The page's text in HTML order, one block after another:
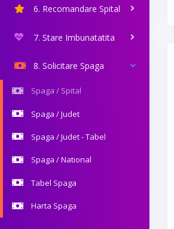
6. Recomandare Spital
7. Stare Imbunatatita
8. Solicitare Spaga
Spaga / Spital
Spaga / Judet
Spaga / Judet - Tabel
Spaga / National
Tabel Spaga
Harta Spaga